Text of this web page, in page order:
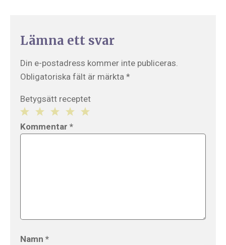
Lämna ett svar
Din e-postadress kommer inte publiceras.
Obligatoriska fält är märkta *
Betygsätt receptet
4
3
2
1
Kommentar *
Namn *